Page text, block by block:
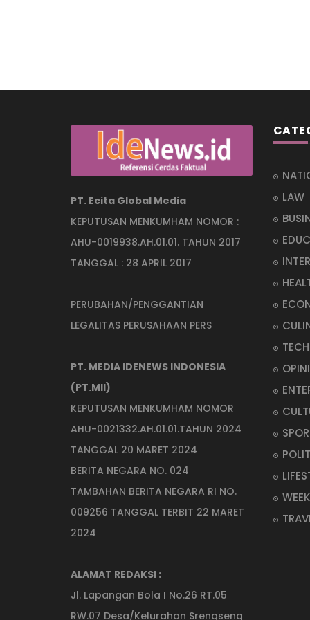
PT. Ecita Global Media
KEPUTUSAN MENKUMHAM NOMOR :
AHU-0019938.AH.01.01. TAHUN 2017
TANGGAL : 28 APRIL 2017
PERUBAHAN/PENGGANTIAN
LEGALITAS PERUSAHAAN PERS
PT. MEDIA IDENEWS INDONESIA
(PT.MII)
KEPUTUSAN MENKUMHAM NOMOR
AHU-0021332.AH.01.01.TAHUN 2024
TANGGAL 20 MARET 2024
BERITA NEGARA NO. 024
TAMBAHAN BERITA NEGARA RI NO.
009256 TANGGAL TERBIT 22 MARET
2024
ALAMAT REDAKSI :
Jl. Lapangan Bola I No.26 RT.05
RW.07 Desa/Kelurahan Srengseng
LAW